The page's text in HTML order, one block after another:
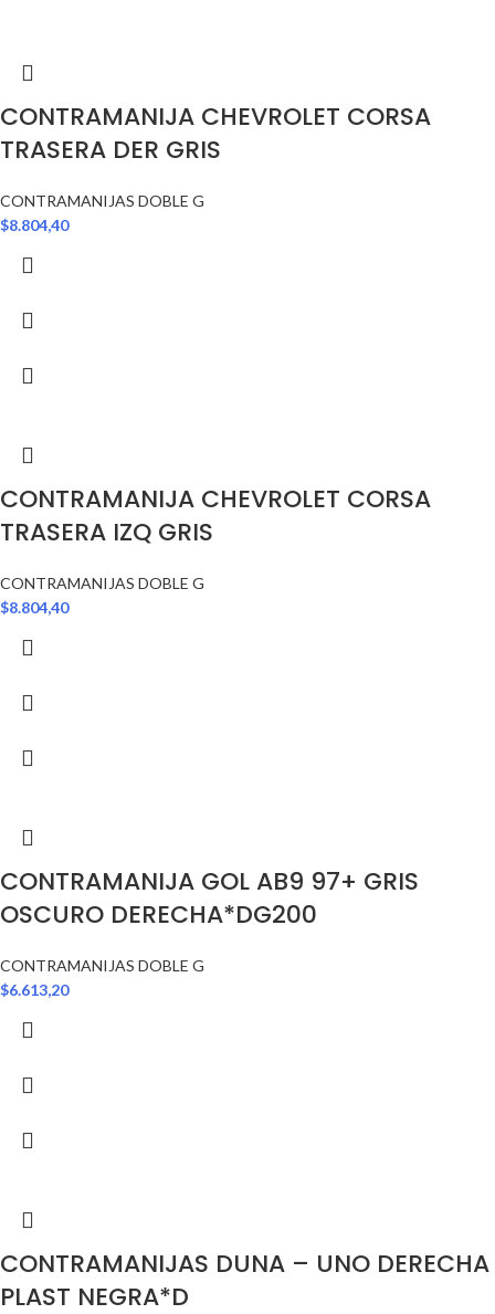
CONTRAMANIJA CHEVROLET CORSA
TRASERA DER GRIS
CONTRAMANIJAS DOBLE G
$8.804,40
CONTRAMANIJA CHEVROLET CORSA
TRASERA IZQ GRIS
CONTRAMANIJAS DOBLE G
$8.804,40
CONTRAMANIJA GOL AB9 97+ GRIS
OSCURO DERECHA*DG200
CONTRAMANIJAS DOBLE G
$6.613,20
CONTRAMANIJAS DUNA – UNO DERECHA
PLAST NEGRA*D